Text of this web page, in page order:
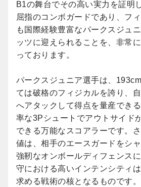
B1の舞台でその高い実力を証明
屈指のコンボガードであり、フ
も国際経験豊富なパークスジュ
ッツに迎えられることを、非常
っております。
パークスジュニア選手は、
ては破格のフィジカルを誇り、
へアタックして得点を量産でき
率な3Pシュートでアウトサイド
できる万能なスコアラーです。
値は、相手のエースガードをシ
強靭なオンボールディフェンス
守における高いインテンシティ
求める戦術の核となるものです。